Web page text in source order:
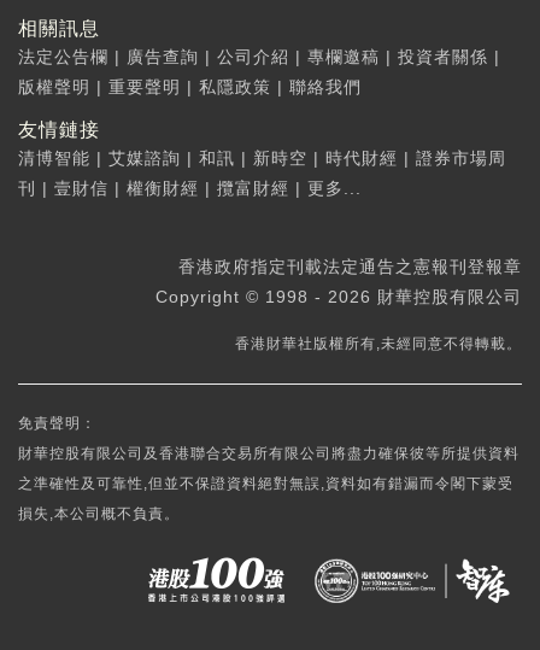
相關訊息
法定公告欄 | 廣告查詢 | 公司介紹 | 專欄邀稿 | 投資者關係 |
版權聲明 | 重要聲明 | 私隱政策 | 聯絡我們
友情鏈接
清博智能 | 艾媒諮詢 | 和訊 | 新時空 | 時代財經 | 證券市場周
刊
| 壹財信 | 權衡財經 | 攬富財經 | 更多...
香港政府指定刊載法定通告之憲報刊登報章
Copyright © 1998 - 2026 財華控股有限公司
香港財華社版權所有,未經同意不得轉載。
免責聲明：
財華控股有限公司及香港聯合交易所有限公司將盡力確保彼等所提供資料
之準確性及可靠性,但並不保證資料絕對無誤,資料如有錯漏而令閣下蒙受
損失,本公司概不負責。